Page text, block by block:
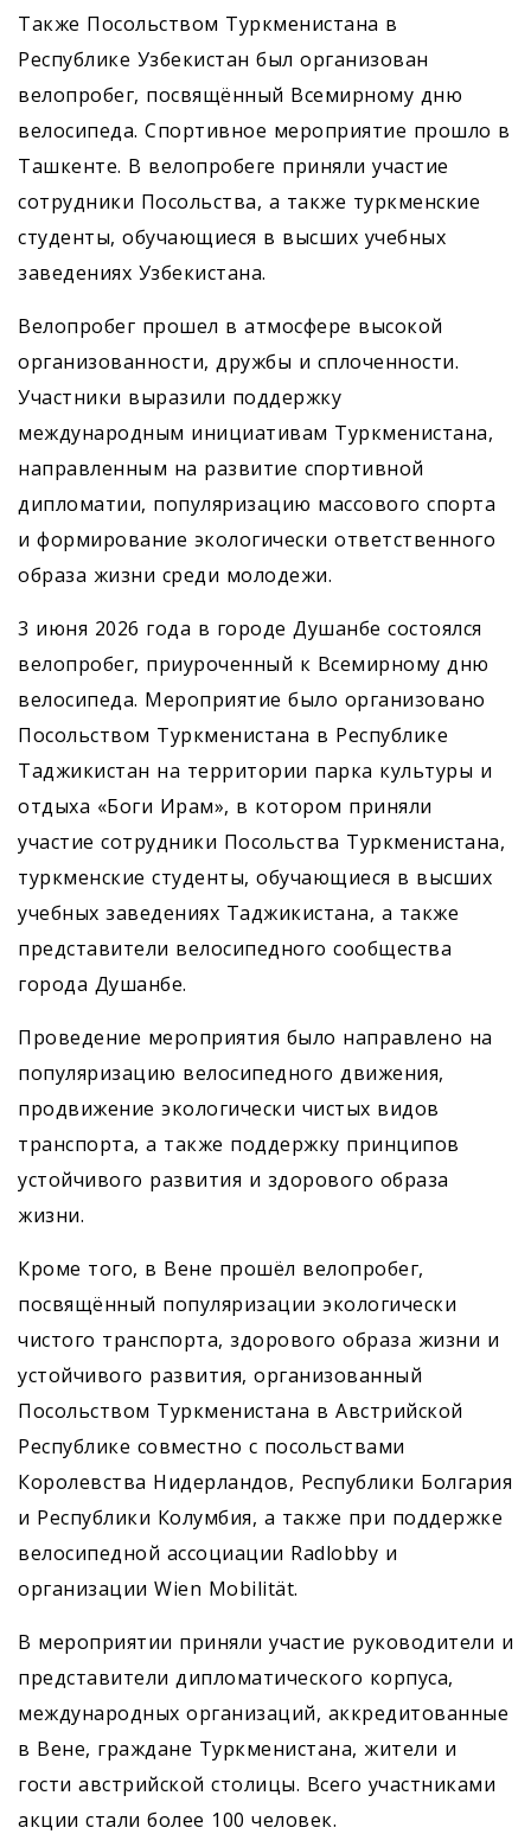
Также Посольством Туркменистана в
Республике Узбекистан был организован
велопробег, посвящённый Всемирному дню
велосипеда. Спортивное мероприятие прошло в
Ташкенте. В велопробеге приняли участие
сотрудники Посольства, а также туркменские
студенты, обучающиеся в высших учебных
заведениях Узбекистана.
Велопробег прошел в атмосфере высокой
организованности, дружбы и сплоченности.
Участники выразили поддержку
международным инициативам Туркменистана,
направленным на развитие спортивной
дипломатии, популяризацию массового спорта
и формирование экологически ответственного
образа жизни среди молодежи.
3 июня 2026 года в городе Душанбе состоялся
велопробег, приуроченный к Всемирному дню
велосипеда. Мероприятие было организовано
Посольством Туркменистана в Республике
Таджикистан на территории парка культуры и
отдыха «Боги Ирам», в котором приняли
участие сотрудники Посольства Туркменистана,
туркменские студенты, обучающиеся в высших
учебных заведениях Таджикистана, а также
представители велосипедного сообщества
города Душанбе.
Проведение мероприятия было направлено на
популяризацию велосипедного движения,
продвижение экологически чистых видов
транспорта, а также поддержку принципов
устойчивого развития и здорового образа
жизни.
Кроме того, в Вене прошёл велопробег,
посвящённый популяризации экологически
чистого транспорта, здорового образа жизни и
устойчивого развития, организованный
Посольством Туркменистана в Австрийской
Республике совместно с посольствами
Королевства Нидерландов, Республики Болгария
и Республики Колумбия, а также при поддержке
велосипедной ассоциации Radlobby и
организации Wien Mobilität.
В мероприятии приняли участие руководители и
представители дипломатического корпуса,
международных организаций, аккредитованные
в Вене, граждане Туркменистана, жители и
гости австрийской столицы. Всего участниками
акции стали более 100 человек.